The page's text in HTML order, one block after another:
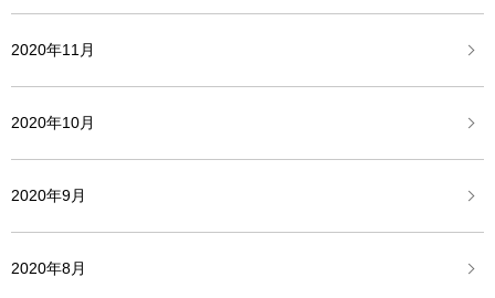
2020年11月
2020年10月
2020年9月
2020年8月